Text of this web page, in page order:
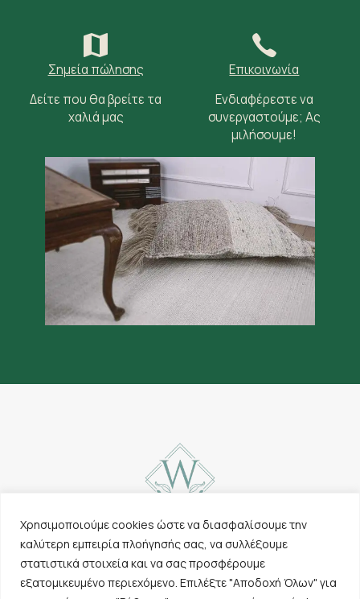
Χρησιμοποιούμε cookies ώστε να διασφαλίσουμε την
καλύτερη εμπειρία πλοήγησής σας, να συλλέξουμε
στατιστικά στοιχεία και να σας προσφέρουμε
εξατομικευμένο περιεχόμενο. Επιλέξτε "Αποδοχή Όλων" για
Σημεία πώλησης
Δείτε που θα βρείτε τα
χαλιά μας
Επικοινωνία
Ενδιαφέρεστε να
συνεργαστούμε; Ας
μιλήσουμε!
Χαλιά
Λοιπά προϊόντα
Επικοινωνία
Cookies & Πολιτική
απορρήτου